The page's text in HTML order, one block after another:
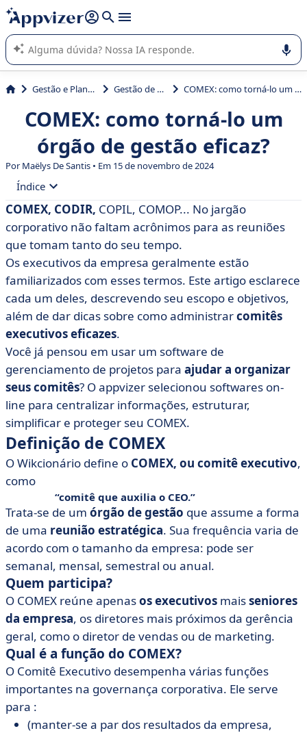
de nossa IA (várias linhas com
A IA do Appvizer o orienta no uso ou na seleção de software
SaaS para sua empresa.
Gestão e Planejamento Gestão de projetos COMEX: como torná-lo um órgão de gestão eficaz?
COMEX: como torná-lo um
órgão de gestão eficaz?
PorMaëlys De Santis • Em 15 de novembro de 2024
Índice
• Definição de COMEX
• Shadow Comex: o que é isso?
• Dicas para um Comitê Executivo eficaz
• COMEX/CODIR: qual é a diferença?
• Outros órgãos de gerenciamento da empresa
• Mulheres nos comitês executivos
COMEX, CODIR, COPIL, COMOP... No jargão
corporativo não faltam acrônimos para as reuniões
que tomam tanto do seu tempo.
Os executivos da empresa geralmente estão
familiarizados com esses termos. Este artigo esclarece
cada um deles, descrevendo seu escopo e objetivos,
além de dar dicas sobre como administrarcomitês
executivos eficazes.
Você já pensou em usar um software de
gerenciamento de projetos para ajudar a organizar
seus comitês? O appvizer selecionou softwares on-
line para centralizar informações, estruturar,
simplificar e proteger seu COMEX.
Definição de COMEX
O Wikcionário define o COMEX, ou comitê executivo,
como
comitê que auxilia o CEO.
Trata-se de um órgão de gestão que assume a forma
de uma reunião estratégica. Sua frequência varia de
acordo com o tamanho da empresa: pode ser
semanal, mensal, semestral ou anual.
Quem participa?
O COMEX reúne apenasos executivos maisseniores
da empresa, os diretores mais próximos da gerência
geral, como o diretor de vendas ou de marketing.
Qual é a função do COMEX?
O Comitê Executivo desempenha várias funções
importantes na governança corporativa. Ele serve
para :
(manter-se a par dos resultados da empresa,